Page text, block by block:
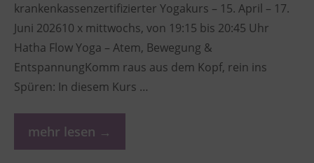
krankenkassenzertifizierter Yogakurs – 15. April – 17.
Juni 202610 x mittwochs, von 19:15 bis 20:45 Uhr
Hatha Flow Yoga – Atem, Bewegung &
EntspannungKomm raus aus dem Kopf, rein ins
Spüren: In diesem Kurs …
mehr lesen →